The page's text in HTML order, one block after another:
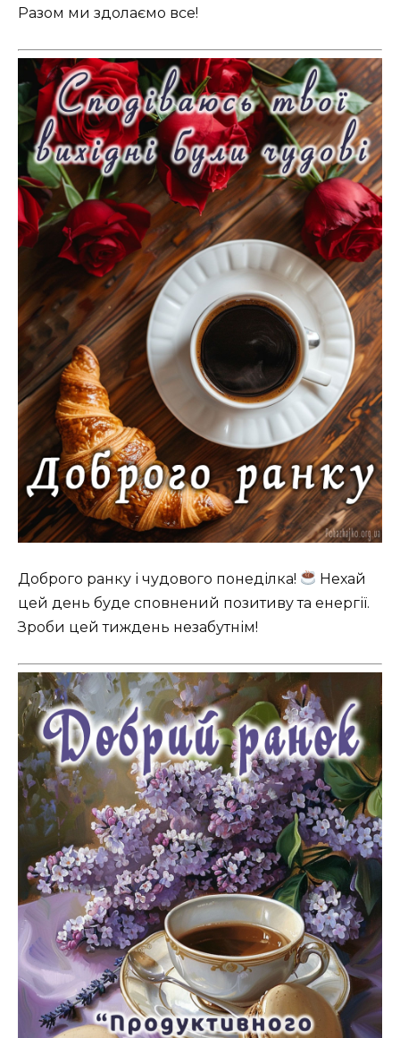
Разом ми здолаємо все!
Доброго ранку і чудового понеділка!
Нехай
цей день буде сповнений позитиву та енергії.
Зроби цей тиждень незабутнім!